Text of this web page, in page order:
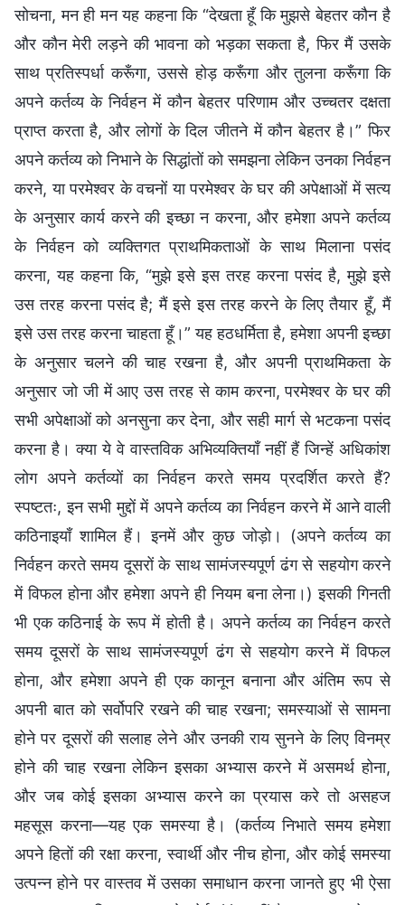
सोचना, मन ही मन यह कहना कि “देखता हूँ कि मुझसे बेहतर कौन है
और कौन मेरी लड़ने की भावना को भड़का सकता है, फिर मैं उसके
साथ प्रतिस्पर्धा करूँगा, उससे होड़ करूँगा और तुलना करूँगा कि
अपने कर्तव्य के निर्वहन में कौन बेहतर परिणाम और उच्चतर दक्षता
प्राप्त करता है, और लोगों के दिल जीतने में कौन बेहतर है।” फिर
अपने कर्तव्य को निभाने के सिद्धांतों को समझना लेकिन उनका निर्वहन
करने, या परमेश्वर के वचनों या परमेश्वर के घर की अपेक्षाओं में सत्य
के अनुसार कार्य करने की इच्छा न करना, और हमेशा अपने कर्तव्य
के निर्वहन को व्यक्तिगत प्राथमिकताओं के साथ मिलाना पसंद
करना, यह कहना कि, “मुझे इसे इस तरह करना पसंद है, मुझे इसे
उस तरह करना पसंद है; मैं इसे इस तरह करने के लिए तैयार हूँ, मैं
इसे उस तरह करना चाहता हूँ।” यह हठधर्मिता है, हमेशा अपनी इच्छा
के अनुसार चलने की चाह रखना है, और अपनी प्राथमिकता के
अनुसार जो जी में आए उस तरह से काम करना, परमेश्वर के घर की
सभी अपेक्षाओं को अनसुना कर देना, और सही मार्ग से भटकना पसंद
करना है। क्या ये वे वास्तविक अभिव्यक्तियाँ नहीं हैं जिन्हें अधिकांश
लोग अपने कर्तव्यों का निर्वहन करते समय प्रदर्शित करते हैं?
स्पष्टतः, इन सभी मुद्दों में अपने कर्तव्य का निर्वहन करने में आने वाली
कठिनाइयाँ शामिल हैं। इनमें और कुछ जोड़ो। (अपने कर्तव्य का
निर्वहन करते समय दूसरों के साथ सामंजस्यपूर्ण ढंग से सहयोग करने
में विफल होना और हमेशा अपने ही नियम बना लेना।) इसकी गिनती
भी एक कठिनाई के रूप में होती है। अपने कर्तव्य का निर्वहन करते
समय दूसरों के साथ सामंजस्यपूर्ण ढंग से सहयोग करने में विफल
होना, और हमेशा अपने ही एक कानून बनाना और अंतिम रूप से
अपनी बात को सर्वोपरि रखने की चाह रखना; समस्याओं से सामना
होने पर दूसरों की सलाह लेने और उनकी राय सुनने के लिए विनम्र
होने की चाह रखना लेकिन इसका अभ्यास करने में असमर्थ होना,
और जब कोई इसका अभ्यास करने का प्रयास करे तो असहज
महसूस करना—यह एक समस्या है। (कर्तव्य निभाते समय हमेशा
अपने हितों की रक्षा करना, स्वार्थी और नीच होना, और कोई समस्या
उत्पन्न होने पर वास्तव में उसका समाधान करना जानते हुए भी ऐसा